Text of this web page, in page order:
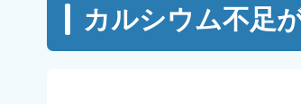
こ
カルシウム不足